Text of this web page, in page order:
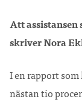
Att
skriver Nora
I en rapport
nästan tio